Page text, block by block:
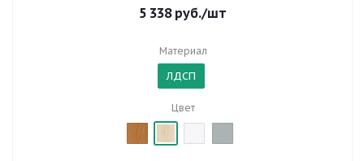
5 338руб./шт
Материал
ЛДСП
Цвет